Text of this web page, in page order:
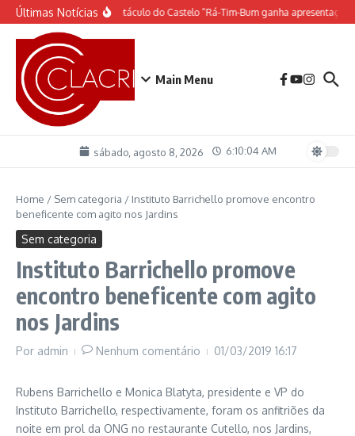
Ir para o conteúdo
Últimas NotíciasO espetáculo do Castelo “Rá-Tim-Bum ganha apresentação
Main Menu
sábado, agosto 8, 2026 6:10:05 AM
Home / Sem categoria / Instituto Barrichello promove encontro
beneficente com agito nos Jardins
Sem categoria
Instituto Barrichello promove
encontro beneficente com agito
nos Jardins
Por admin Nenhum comentário 01/03/2019 16:17
Rubens Barrichello e Monica Blatyta, presidente e VP do
Instituto Barrichello, respectivamente, foram os anfitriões da
noite em prol da ONG no restaurante Cutello, nos Jardins,